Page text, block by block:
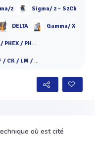
2 Sigma/ 2 - S2Cb
DELTA Gamma/ X
/ PHEN / PHEK
/ LM / ICT
où est cité